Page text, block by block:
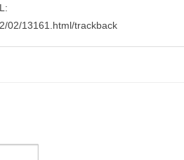
02/13161.html/trackback